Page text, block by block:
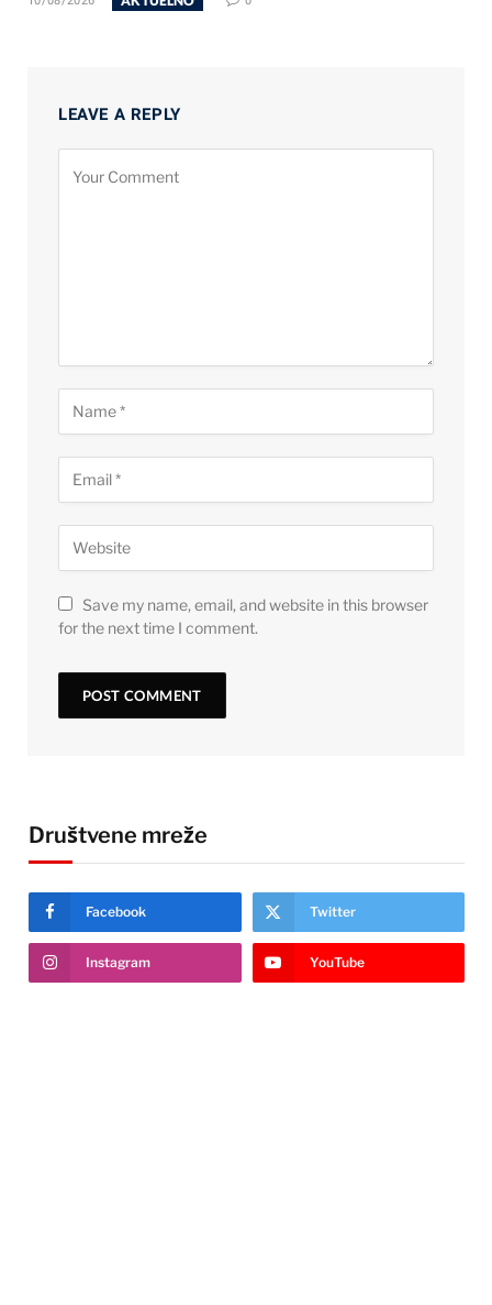
LEAVE A REPLY
Save my name, email, and website in this browser
for the next time I comment.
Društvene mreže
Facebook Twitter
Instagram YouTube